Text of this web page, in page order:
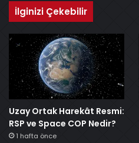
İlginizi Çekebilir
Uzay Ortak Harekât Resmi:
RSP ve Space COP Nedir?
1 hafta önce